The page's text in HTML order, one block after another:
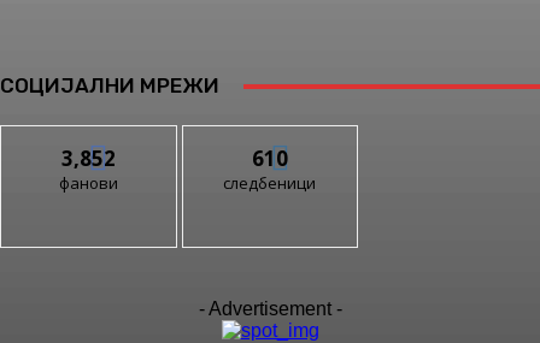
СОЦИЈАЛНИ МРЕЖИ
3,852
фанови
610
следбеници
- Advertisement -